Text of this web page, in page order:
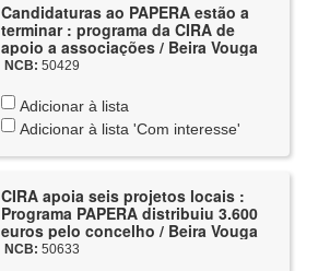
Candidaturas ao PAPERA estão a
terminar : programa da CIRA de
apoio a associações / Beira Vouga
NCB: 50429
Adicionar à lista
Adicionar à lista 'Com interesse'
CIRA apoia seis projetos locais :
Programa PAPERA distribuiu 3.600
euros pelo concelho / Beira Vouga
NCB: 50633